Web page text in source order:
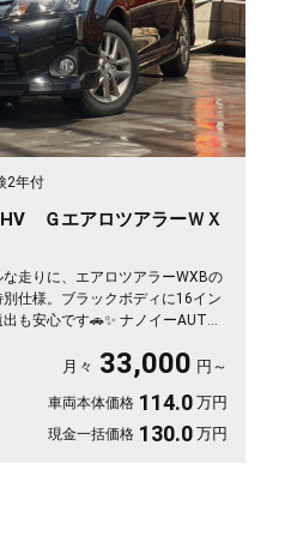
2年付
ＧエアロツアラーＷＸ
走りに、エアロツアラーWXBの
仕様。ブラックボディに16イン
も安心です🚗✨ ナノイーAUTO
も駐車もスッと決まります🎵 週
にせず走り出せる一台💫《1年保
月々 33,000 円～
車両本体価格 114.0 万円
現金一括価格 130.0 万円